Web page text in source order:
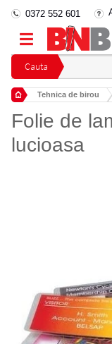
Cauta
0372 552 601
Tehnica de birou
Folie de
lucioasa